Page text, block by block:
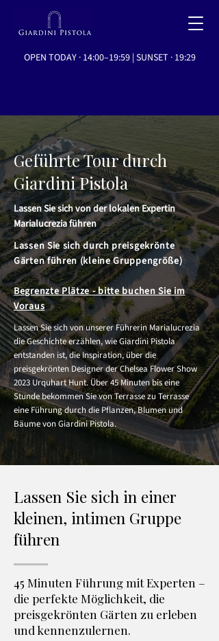
OPEN TODAY · 14:00–19:59 | SUNSET · 19:29
Geführte Tour durch
Giardini Pistola
Lassen Sie sich von der lokalen Expertin
Marialucrezia führen
Lassen Sie sich durch preisgekrönte
Gärten führen (kleine Gruppengröße)
Begrenzte Plätze - bitte buchen Sie im
Voraus
Lassen Sie sich von unserer Führerin Marialucrezia
die Geschichte erzählen, wie Giardini Pistola
entstanden ist, die Inspiration, über die
preisgekrönten Designer der Chelsea Flower Show
2023 Urquhart Hunt. Über 45 Minuten bis eine
Stunde bekommen Sie von Terrasse zu Terrasse
eine Führung durch die Pflanzen, Blumen und
Bäume von Giardini Pistola.
Lassen Sie sich in einer
kleinen, intimen Gruppe
führen
45 Minuten Führung mit Experten –
die perfekte Möglichkeit, die
preisgekrönten Gärten zu erleben
und kennenzulernen.